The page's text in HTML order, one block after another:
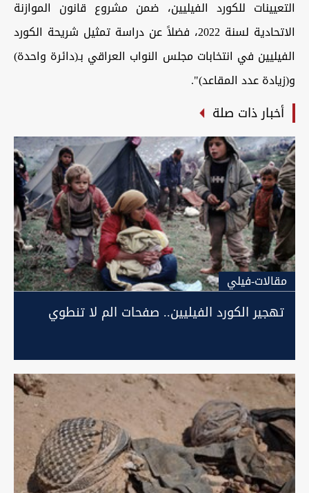
التعيينات للكورد الفيليين، ضمن مشروع قانون الموازنة
الاتحادية لسنة 2022، فضلاً عن دراسة تمثيل شريحة الكورد
الفيليين في انتخابات مجلس النواب العراقي بـ(دائرة واحدة)
و(زيادة عدد المقاعد)".
أخبار ذات صلة
مقالات-فيلي
تهجير الكورد الفيليين.. صفحات الم لا تنطوي